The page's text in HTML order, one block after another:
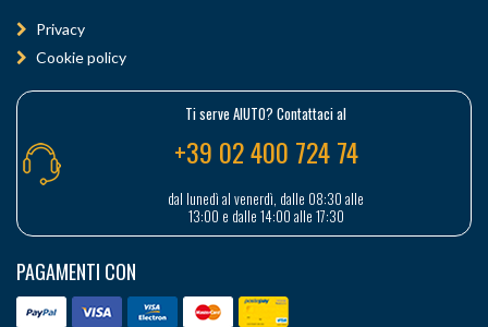
Privacy
Cookie policy
Ti serve AIUTO? Contattaci al
+39 02 400 724 74
dal lunedì al venerdì, dalle 08:30 alle
13:00 e dalle 14:00 alle 17:30
PAGAMENTI CON